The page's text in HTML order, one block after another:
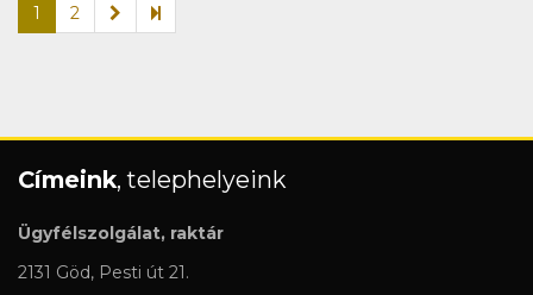
1 2
Címeink, telephelyeink
Ügyfélszolgálat, raktár
2131 Göd, Pesti út 21.